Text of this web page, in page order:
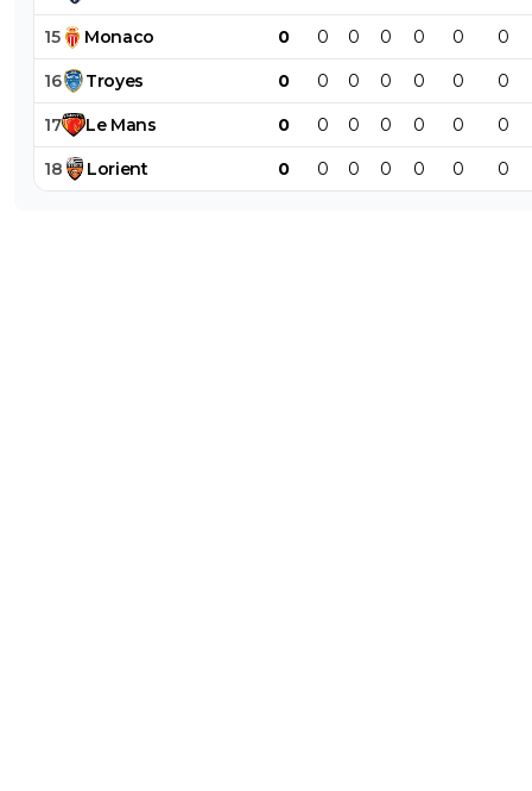
15 Monaco 0 0 0 0 0 0 0
16 Troyes 0 0 0 0 0 0 0
17 Le Mans 0 0 0 0 0 0 0
18 Lorient 0 0 0 0 0 0 0